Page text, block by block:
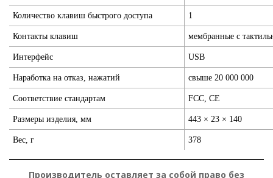
Количество клавиш быстрого доступа 1
Контакты клавиш мембранные с
Интерфейс USB
Наработка на отказ, нажатий свыше 20 000 000
Соответствие стандартам FCC, CE
Размеры изделия, мм 443 × 23 × 140
Вес, г 378
Производитель оставляет за собой право без